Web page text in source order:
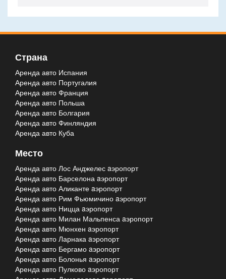
Страна
Аренда авто Испания
Аренда авто Португалия
Аренда авто Франция
Аренда авто Польша
Аренда авто Болгария
Аренда авто Финляндия
Аренда авто Куба
Место
Аренда авто Лос Анджелес aэропорт
Аренда авто Барселона aэропорт
Аренда авто Аликанте aэропорт
Аренда авто Рим Фьюмичино aэропорт
Аренда авто Ницца aэропорт
Аренда авто Милан Мальпенса aэропорт
Аренда авто Мюнхен aэропорт
Аренда авто Ларнака aэропорт
Аренда авто Бергамо aэропорт
Аренда авто Болонья aэропорт
Аренда авто Пулково aэропорт